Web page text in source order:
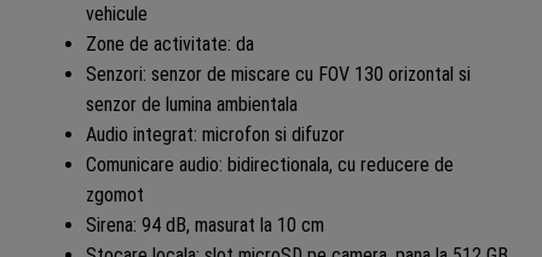
vehicule
Zone de activitate: da
Senzori: senzor de miscare cu FOV 130 orizontal si
senzor de lumina ambientala
Audio integrat: microfon si difuzor
Comunicare audio: bidirectionala, cu reducere de
zgomot
Sirena: 94 dB, masurat la 10 cm